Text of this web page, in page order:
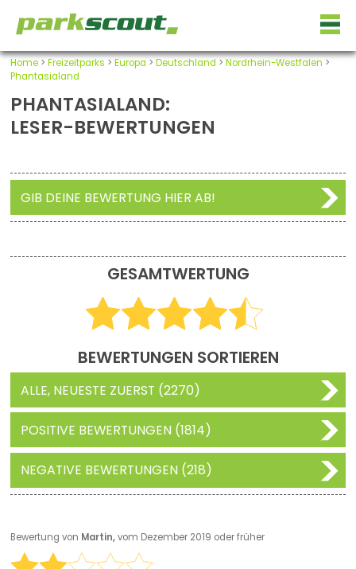
Home> Freizeitparks > Europa > Deutschland > Nordrhein-Westfalen >
Phantasialand
PHANTASIALAND:
LESER-BEWERTUNGEN
GIB DEINE BEWERTUNG HIER AB!
GESAMTWERTUNG
BEWERTUNGEN SORTIEREN
ALLE, NEUESTE ZUERST (2270)
POSITIVE BEWERTUNGEN (1814)
NEGATIVE BEWERTUNGEN (218)
Bewertung von Martin,vom Dezember 2019 oder früher